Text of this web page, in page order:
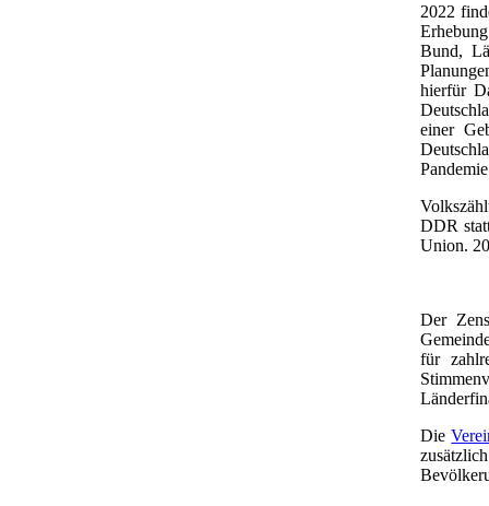
2022
Bund,
hierfür
einer
DDR
Union.
Der
für
Die